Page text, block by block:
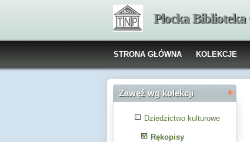
Płocka
STRONA GŁÓWNA KOLEKCJE
Zawęź wg kolekcji
Dziedzictwo kulturowe
Rękopisy